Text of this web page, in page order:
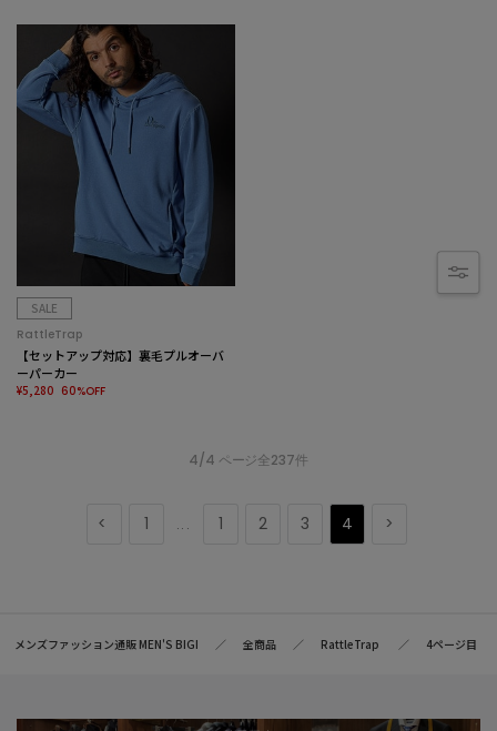
SALE
RattleTrap
【セットアップ対応】裏毛プルオーバ
ーパーカー
¥5,280 60%OFF
4/4 ページ全237件
1 ... 1 2 3 4
メンズファッション通販 MEN'S BIGI 全商品 RattleTrap 4ページ目